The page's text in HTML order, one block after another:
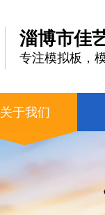
淄博市佳
专注模拟板，
关于我们